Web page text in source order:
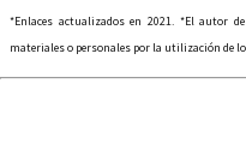
*Enlaces actualizados en 2021. *El autor
materiales o personales por la utilización de